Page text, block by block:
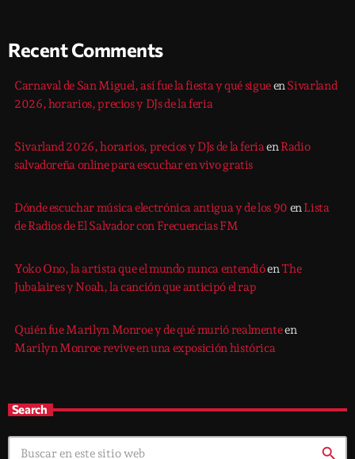
Recent Comments
Carnaval de San Miguel, así fue la fiesta y qué sigueenSivarland
2026, horarios, precios y DJs de la feria
Sivarland 2026, horarios, precios y DJs de la feriaenRadio
salvadoreña online para escuchar en vivo gratis
Dónde escuchar música electrónica antigua y de los 90 enLista
de Radios de El Salvador con Frecuencias FM
Yoko Ono, la artista que el mundo nunca entendióenThe
Jubalaires y Noah, la canción que anticipó el rap
Quién fue Marilyn Monroe y de qué murió realmenteen
Marilyn Monroe revive en una exposición histórica
Search
search